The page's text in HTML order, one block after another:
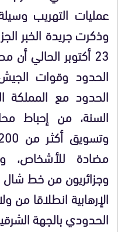
عمليات التهريب
وذكرت جريدة الخبر
23 أكتوبر الحالي
الحدود وقوات
الحدود مع المملكة
السنة، من إحباط
مضادة للأشخاص،
وجزائريون من خط شال
الإرهابية انطلاقا من
الحدودي بالجهة